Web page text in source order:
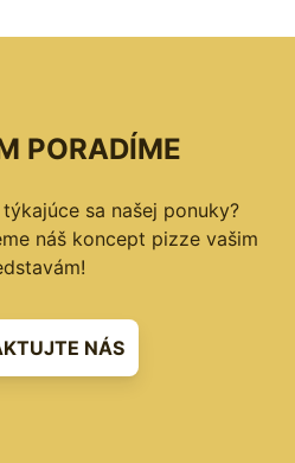
PORADÍME
sa našej ponuky?
náš koncept pizze vašim
NÁS